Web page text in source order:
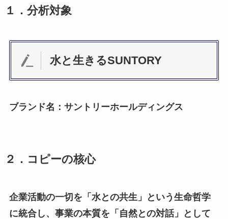
１．分析対象
水と生きるSUNTORY
ブランド名：サントリーホールディングス
２．コピーの核心
企業活動の一切を「水との共生」という生命哲学
に統合し、事業の本質を「自然との対話」として